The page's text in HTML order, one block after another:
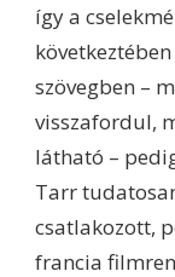
így a
szövegben –
visszafordul,
látható –
Tarr
csatlakozott,
francia